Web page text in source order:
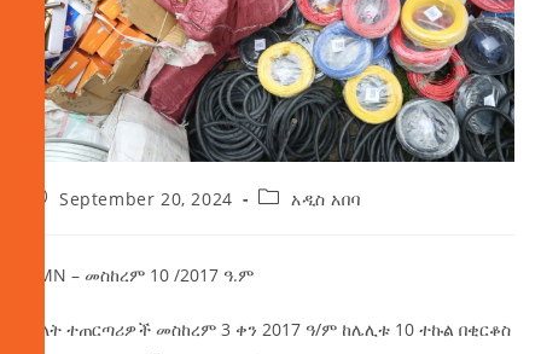
September 20, 2024 አዲስ አበባ
AMN – መስከረም 10 /2017 ዓ.ም
ሁለት ተጠርጣሪዎች መስከረም 3 ቀን 2017 ዓ/ም ከሌሊቱ 10 ተኩል በቂርቆስ